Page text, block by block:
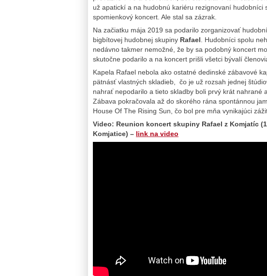
už apatickí a na hudobnú kariéru rezignovaní hudobníci
spomienkový koncert. Ale stal sa zázrak.
Na začiatku mája 2019 sa podarilo zorganizovať
bigbítovej hudobnej skupiny Rafael . Hudobníci spolu
nedávno takmer nemožné, že by sa podobný koncert
skutočne podarilo a na koncert prišli všetci bývalí
Kapela Rafael nebola ako ostatné dedinské zábavové
pätnásť vlastných skladieb, čo je už rozsah jednej
nahrať nepodarilo a tieto skladby boli prvý krát nahrané
Zábava pokračovala až do skorého rána spontánnou
House Of The Rising Sun, čo bol pre mňa vynikajúci
Video: Reunion koncert skupiny Rafael z Komjatíc
Komjatice) – link na video